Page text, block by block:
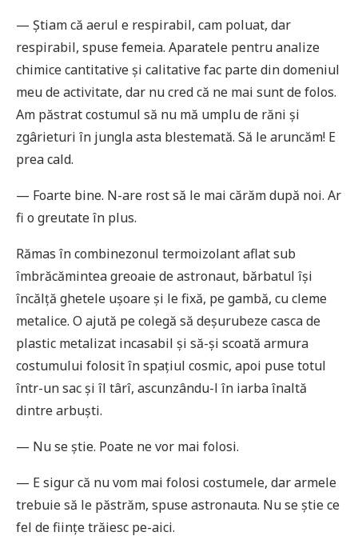
— Știam că aerul e respirabil, cam poluat, dar
respirabil, spuse femeia. Aparatele pentru analize
chimice cantitative și calitative fac parte din domeniul
meu de activitate, dar nu cred că ne mai sunt de folos.
Am păstrat costumul să nu mă umplu de răni și
zgârieturi în jungla asta blestemată. Să le aruncăm! E
prea cald.
— Foarte bine. N-are rost să le mai cărăm după noi. Ar
fi o greutate în plus.
Rămas în combinezonul termoizolant aflat sub
îmbrăcămintea greoaie de astronaut, bărbatul își
încălță ghetele ușoare și le fixă, pe gambă, cu cleme
metalice. O ajută pe colegă să deșurubeze casca de
plastic metalizat incasabil și să-și scoată armura
costumului folosit în spațiul cosmic, apoi puse totul
într-un sac și îl târî, ascunzându-l în iarba înaltă
dintre arbuști.
— Nu se știe. Poate ne vor mai folosi.
— E sigur că nu vom mai folosi costumele, dar armele
trebuie să le păstrăm, spuse astronauta. Nu se știe ce
fel de ființe trăiesc pe-aici.